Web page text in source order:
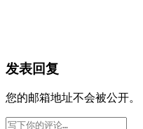
发表回复
您的邮箱地址不会被公开。